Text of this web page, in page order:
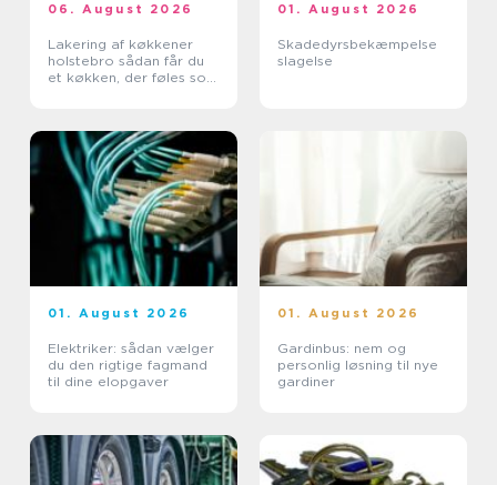
06. August 2026
Lakering af køkkener
holstebro sådan får du
et køkken, der føles som
01. August 2026
Skadedyrsbekæmpelse
slagelse
01. August 2026
Elektriker: sådan vælger
du den rigtige fagmand
til dine elopgaver
01. August 2026
Gardinbus: nem og
personlig løsning til nye
gardiner